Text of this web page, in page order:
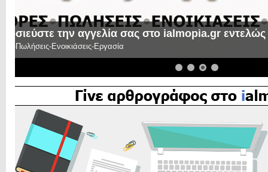
Γίνε αρθρογράφος στο ialmopia.gr!
Μπορείς κι εσύ με τα άρθρα σου να συμμετέχεις στην παρέα μας και
διαβάσουν τις σκέψεις σου ή τους προβληματισμούς σου